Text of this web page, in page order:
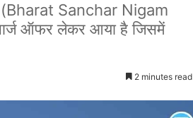
(Bharat Sanchar Nigam
ऑफर लेकर आया है जिसमें
2 minutes read